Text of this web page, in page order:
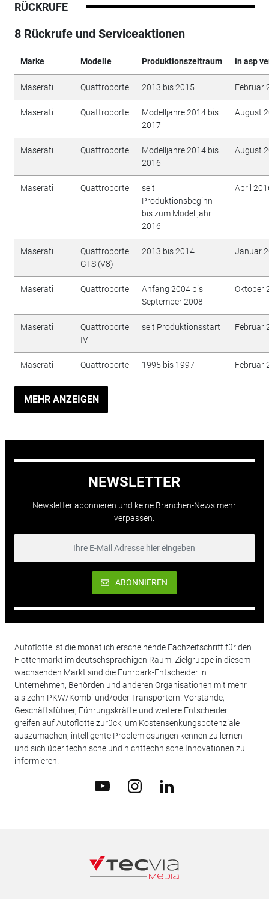
RÜCKRUFE
8 Rückrufe und Serviceaktionen
Marke Modelle Produktionszeitraum in asp
Maserati Quattroporte 2013 bis 2015 Februar
Maserati Quattroporte
Modelljahre 2014 bis
2017
August
Maserati Quattroporte
Modelljahre 2014 bis
2016
August
Maserati Quattroporte
seit
Produktionsbeginn
bis zum Modelljahr
2016
April
Maserati
Quattroporte
GTS (V8)
2013 bis 2014 Januar
Maserati Quattroporte
Anfang 2004 bis
September 2008
Oktober
Maserati
Quattroporte
IV
seit Produktionsstart Februar
Maserati Quattroporte 1995 bis 1997 Februar
MEHR ANZEIGEN
NEWSLETTER
Newsletter abonnieren und keine Branchen-News mehr
verpassen.
ABONNIEREN
Autoflotte ist die monatlich erscheinende Fachzeitschrift für den
Flottenmarkt im deutschsprachigen Raum. Zielgruppe in diesem
wachsenden Markt sind die Fuhrpark-Entscheider in
Unternehmen, Behörden und anderen Organisationen mit mehr
als zehn PKW/Kombi und/oder Transportern. Vorstände,
Geschäftsführer, Führungskräfte und weitere Entscheider
greifen auf Autoflotte zurück, um Kostensenkungspotenziale
auszumachen, intelligente Problemlösungen kennen zu lernen
und sich über technische und nichttechnische Innovationen zu
informieren.